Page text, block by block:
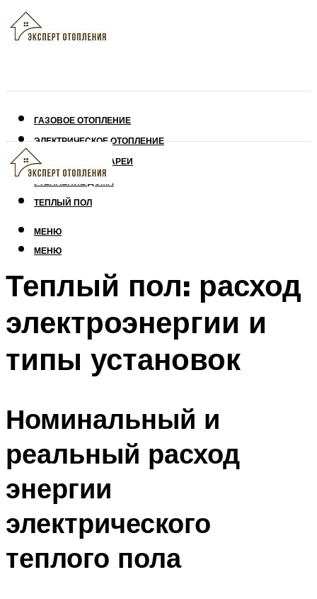
ГАЗОВОЕ ОТОПЛЕНИЕ
ЭЛЕКТРИЧЕСКОЕ ОТОПЛЕНИЕ
СОЛНЕЧНЫЕ БАТАРЕИ
УТЕПЛЕНИЕ ДОМА
ТЕПЛЫЙ ПОЛ
МЕНЮ
МЕНЮ
Теплый пол: расход
электроэнергии и
типы установок
Номинальный и
реальный расход
энергии
электрического
теплого пола